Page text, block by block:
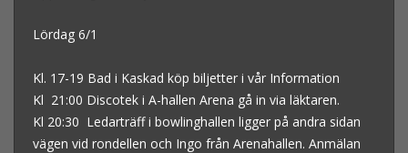
Lördag 6/1
Kl. 17-19 Bad i Kaskad köp biljetter i vår Information
Kl 21:00 Discotek i A-hallen Arena gå in via läktaren.
Kl 20:30 Ledarträff i bowlinghallen ligger på andra sidan
vägen vid rondellen och Ingo från Arenahallen. Anmälan